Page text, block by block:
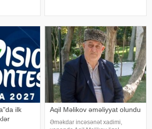
sonra Cicini
hesabında bir zamanlar ən yaxı
ilk
Aqil Məlikov əməliyyat olundu
Əməkdar incəsənət xadimi,